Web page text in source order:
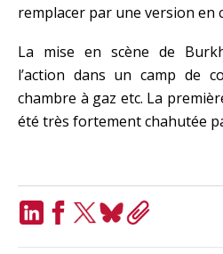
remplacer par une version en
La mise en scène de
l’action dans un camp de
chambre à gaz etc. La
été très fortement chahutée